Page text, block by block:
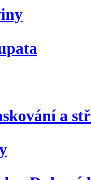
a